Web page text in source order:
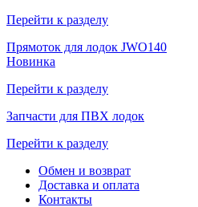
Перейти к разделу
Прямоток для лодок JWO140
Новинка
Перейти к разделу
Запчасти для ПВХ лодок
Перейти к разделу
Обмен и возврат
Доставка и оплата
Контакты